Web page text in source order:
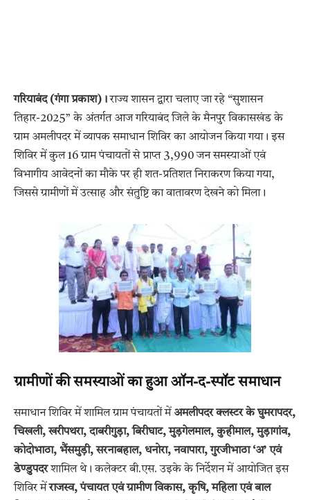
गरियाबंद (गंगा प्रकाश)। राज्य शासन द्वारा चलाए जा रहे “सुशासन
तिहार-2025” के अंतर्गत आज गरियाबंद जिले के मैनपुर विकासखंड के
ग्राम अमलीपदर में व्यापक समाधान शिविर का आयोजन किया गया। इस
शिविर में कुल 16 ग्राम पंचायतों से प्राप्त 3,990 जन समस्याओं एवं
विभागीय आवेदनों का मौके पर ही शत-प्रतिशत निराकरण किया गया,
जिससे ग्रामीणों में उत्साह और संतुष्टि का वातावरण देखने को मिला।
ग्रामीणों की समस्याओं का हुआ ऑन-द-स्पॉट समाधान
समाधान शिविर में शामिल ग्राम पंचायतों में अमलीपदर क्लस्टर के घुमरापदर,
चिखली, खरीपथरा, दाबरीगुड़ा, बिरीघाट, मुड़गेलमाल, कुहीमाल, मुड़ागांव,
कोदोभाठा, भैंसमुड़ी, सरनाबहाल, धनोरा, नवापारा, गुरजीभाठा ‘अ’ एवं
डेण्डुपदरशामिल थे। कलेक्टर बी.एस. उइके के निर्देशन में आयोजित इस
शिविर मेंराजस्व, पंचायत एवं ग्रामीण विकास, कृषि, महिला एवं बाल